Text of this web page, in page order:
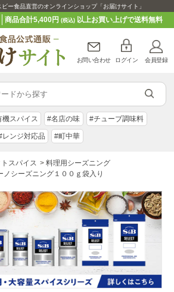
ー食品直営のオンラインショップ「お届けサイト」
商品合計5,400円 (税込)以上お買い上げで送料無料
お問い合わせ ログイン 会員登録
機スパイス #名店の味 #チューブ調味料
レンジ対応品 #町中華
スパイス > 料理用シーズニング
シーズニング１００ｇ袋入り